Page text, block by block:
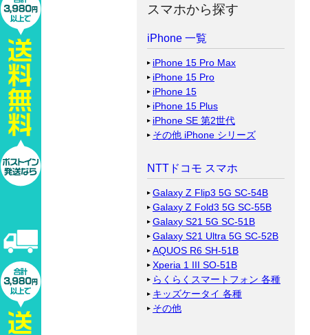
スマホから探す
iPhone 一覧
iPhone 15 Pro Max
iPhone 15 Pro
iPhone 15
iPhone 15 Plus
iPhone SE 第2世代
その他 iPhone シリーズ
NTTドコモ スマホ
Galaxy Z Flip3 5G SC-54B
Galaxy Z Fold3 5G SC-55B
Galaxy S21 5G SC-51B
Galaxy S21 Ultra 5G SC-52B
AQUOS R6 SH-51B
Xperia 1 III SO-51B
らくらくスマートフォン 各種
キッズケータイ 各種
その他